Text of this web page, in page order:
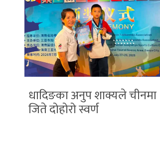
धादिङका अनुप शाक्यले चीनमा
जिते दोहोरो स्वर्ण